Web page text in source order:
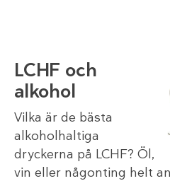
LCHF och
alkohol
Vilka är de bästa
alkoholhaltiga
dryckerna på LCHF? Öl,
vin eller någonting helt